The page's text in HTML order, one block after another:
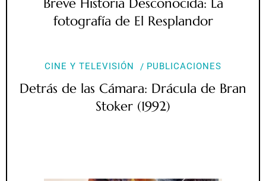
Breve Historia Desconocida: La
fotografía de El Resplandor
CINE Y TELEVISIÓN PUBLICACIONES
Detrás de las Cámara: Drácula de Bran
Stoker (1992)